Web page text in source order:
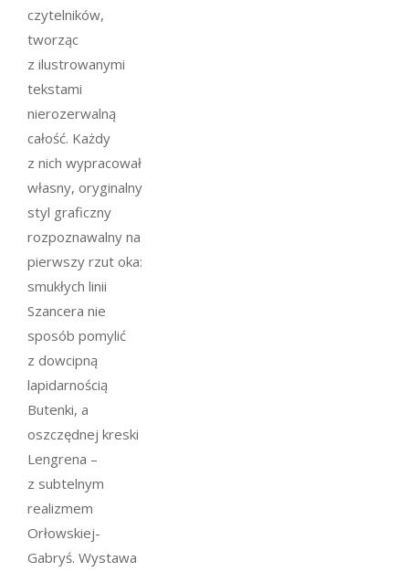
czytelników,
tworząc
z ilustrowanymi
tekstami
nierozerwalną
całość. Każdy
z nich wypracował
własny, oryginalny
styl graficzny
rozpoznawalny na
pierwszy rzut oka:
smukłych linii
Szancera nie
sposób pomylić
z dowcipną
lapidarnością
Butenki, a
oszczędnej kreski
Lengrena –
z subtelnym
realizmem
Orłowskiej-
Gabryś. Wystawa